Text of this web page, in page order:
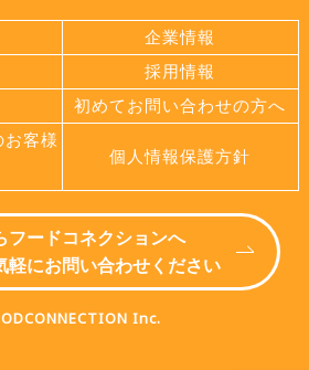
企業情報
採用情報
初めてお問い合わせの方へ
客様
個人情報保護方針
フードコネクションへ
軽にお問い合わせください
Inc.